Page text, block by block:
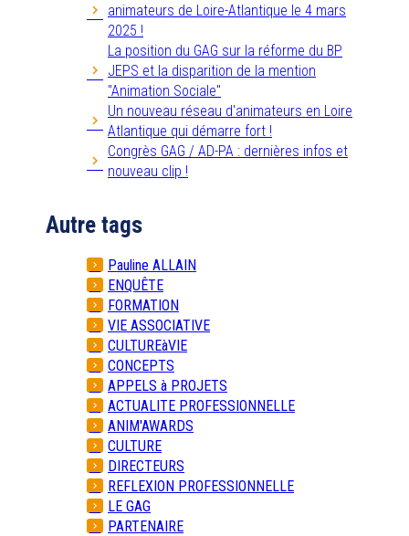
animateurs de Loire-Atlantique le 4 mars
2025 !
La position du GAG sur la réforme du BP
JEPS et la disparition de la mention
"Animation Sociale"
Un nouveau réseau d'animateurs en Loire
Atlantique qui démarre fort !
Congrès GAG / AD-PA : dernières infos et
nouveau clip !
Autre tags
Pauline ALLAIN
ENQUÊTE
FORMATION
VIE ASSOCIATIVE
CULTUREàVIE
CONCEPTS
APPELS à PROJETS
ACTUALITE PROFESSIONNELLE
ANIM'AWARDS
CULTURE
DIRECTEURS
REFLEXION PROFESSIONNELLE
LE GAG
PARTENAIRE